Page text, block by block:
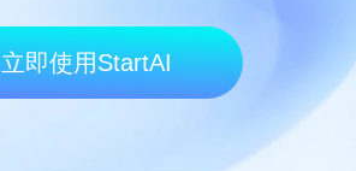
立即使用StartAI